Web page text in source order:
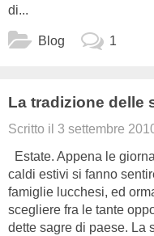
di...
Blog 1
La tradizione delle
Scritto il 3 settembre
Estate. Appena le
caldi estivi si fanno
famiglie lucchesi, ed
scegliere fra le tante
dette sagre di paese. La